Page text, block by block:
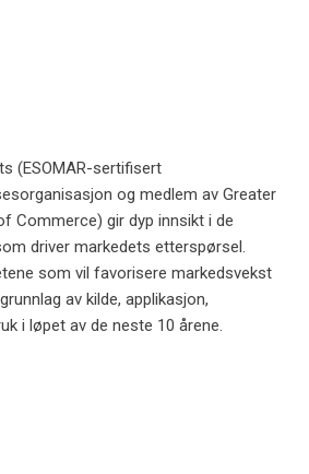
(ESOMAR-sertifisert
og medlem av Greater
Commerce) gir dyp innsikt i de
driver markedets etterspørsel.
som vil favorisere markedsvekst
av kilde, applikasjon,
i løpet av de neste 10 årene.